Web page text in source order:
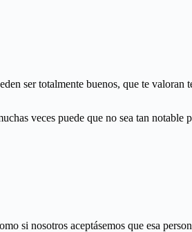
ser totalmente buenos, que te valoran
veces puede que no sea tan notable
si nosotros aceptásemos que esa